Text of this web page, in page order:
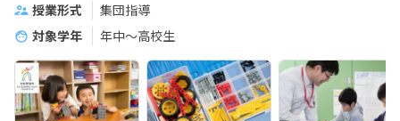
授業形式
集団指導
対象学年
年中～高校生